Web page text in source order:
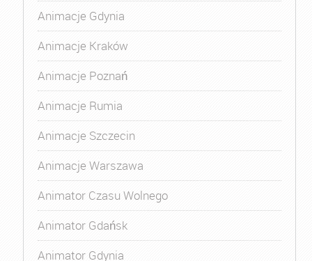
Animacje Gdynia
Animacje Kraków
Animacje Poznań
Animacje Rumia
Animacje Szczecin
Animacje Warszawa
Animator Czasu Wolnego
Animator Gdańsk
Animator Gdynia